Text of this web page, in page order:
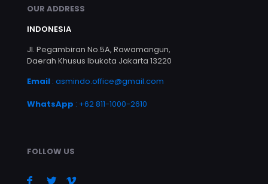
OUR ADDRESS
INDONESIA
Jl. Pegambiran No.5A, Rawamangun,
Daerah Khusus Ibukota Jakarta 13220
Email : asmindo.office@gmail.com
WhatsApp : +62 811-1000-2610
FOLLOW US